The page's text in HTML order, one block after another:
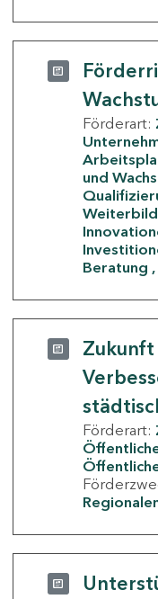
Förderart:
und
Beratung
Förderart: